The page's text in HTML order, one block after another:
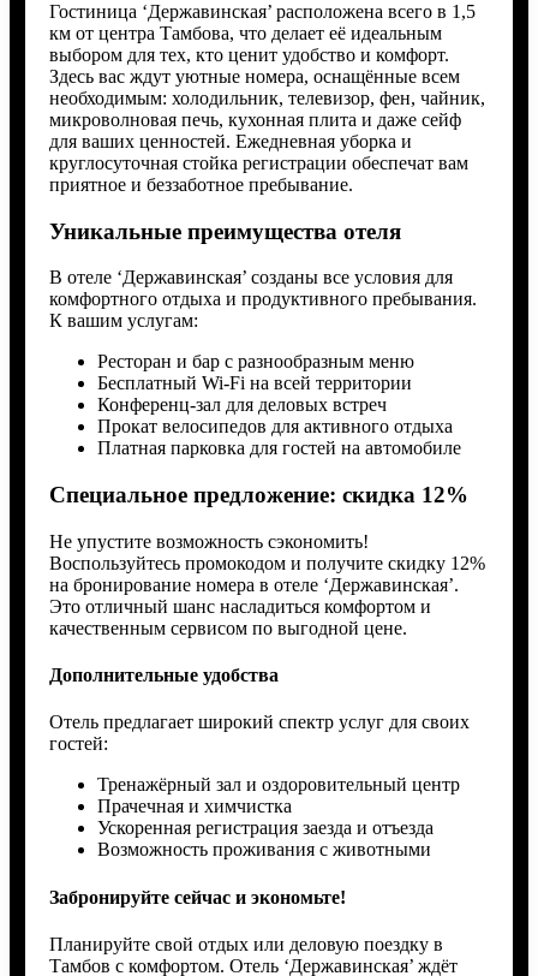
Гостиница ‘Державинская’ расположена всего в 1,5
км от центра Тамбова, что делает её идеальным
выбором для тех, кто ценит удобство и комфорт.
Здесь вас ждут уютные номера, оснащённые всем
необходимым: холодильник, телевизор, фен, чайник,
микроволновая печь, кухонная плита и даже сейф
для ваших ценностей. Ежедневная уборка и
круглосуточная стойка регистрации обеспечат вам
приятное и беззаботное пребывание.
Уникальные преимущества отеля
В отеле ‘Державинская’ созданы все условия для
комфортного отдыха и продуктивного пребывания.
К вашим услугам:
Ресторан и бар с разнообразным меню
Бесплатный Wi-Fi на всей территории
Конференц-зал для деловых встреч
Прокат велосипедов для активного отдыха
Платная парковка для гостей на автомобиле
Специальное предложение: скидка 12%
Не упустите возможность сэкономить!
Воспользуйтесь промокодом и получите скидку 12%
на бронирование номера в отеле ‘Державинская’.
Это отличный шанс насладиться комфортом и
качественным сервисом по выгодной цене.
Дополнительные удобства
Отель предлагает широкий спектр услуг для своих
гостей:
Тренажёрный зал и оздоровительный центр
Прачечная и химчистка
Ускоренная регистрация заезда и отъезда
Возможность проживания с животными
Забронируйте сейчас и экономьте!
Планируйте свой отдых или деловую поездку в
Тамбов с комфортом. Отель ‘Державинская’ ждёт